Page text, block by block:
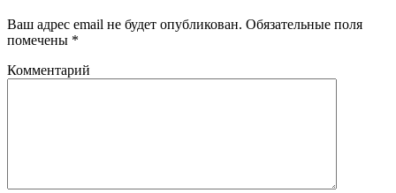
Ваш адрес email не будет опубликован. Обязательные поля
помечены *
Комментарий